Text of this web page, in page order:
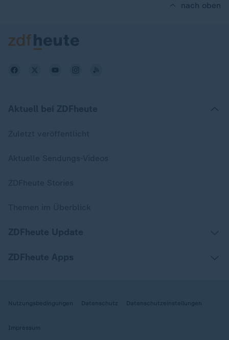
nach oben
Nutzungsbedingungen Datenschutz Datenschutzeinstellungen
Impressum